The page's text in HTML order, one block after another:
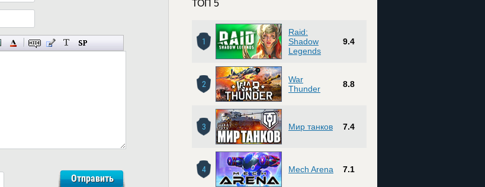
ТОП 5
1
Raid:
Shadow
Legends
9.4
2
War
Thunder
8.8
3 Мир танков 7.4
4 Mech Arena 7.1